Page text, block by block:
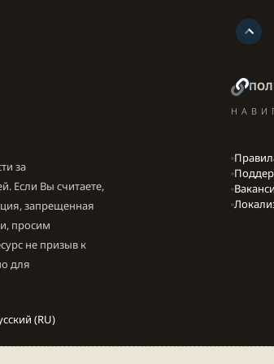
за
Если Вы считаете,
запрещенная
просим
не призыв к
для
(RU)
Parts of this site developed by